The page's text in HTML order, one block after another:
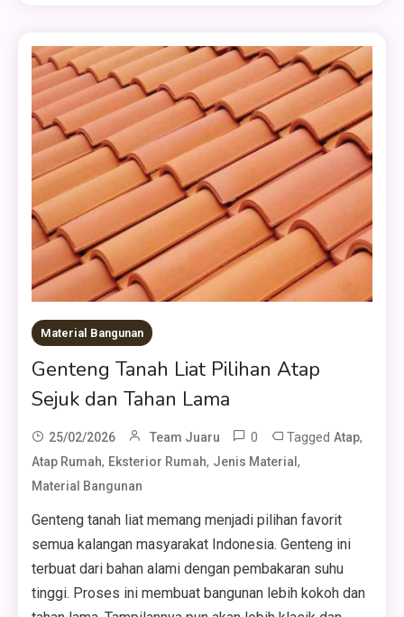
Material Bangunan
Genteng Tanah Liat Pilihan Atap
Sejuk dan Tahan Lama
25/02/2026 Team Juaru 0 TaggedAtap,
Atap Rumah, Eksterior Rumah, Jenis Material,
Material Bangunan
Genteng tanah liat memang menjadi pilihan favorit
semua kalangan masyarakat Indonesia. Genteng ini
terbuat dari bahan alami dengan pembakaran suhu
tinggi. Proses ini membuat bangunan lebih kokoh dan